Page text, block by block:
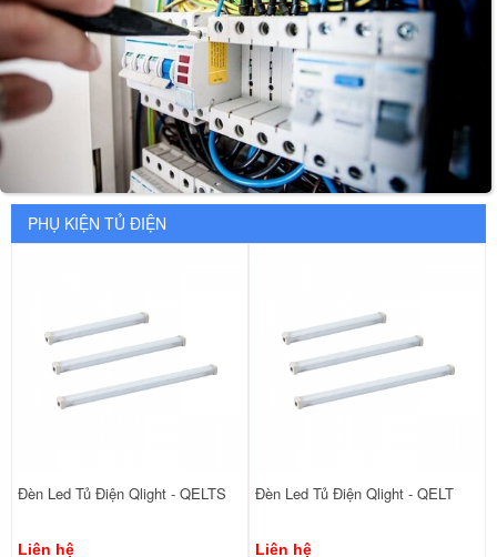
PHỤ KIỆN TỦ ĐIỆN
Đèn Led Tủ Điện Qlight - QELTS
Liên hệ
Đèn Led Tủ Điện Qlight - QELT
Liên hệ